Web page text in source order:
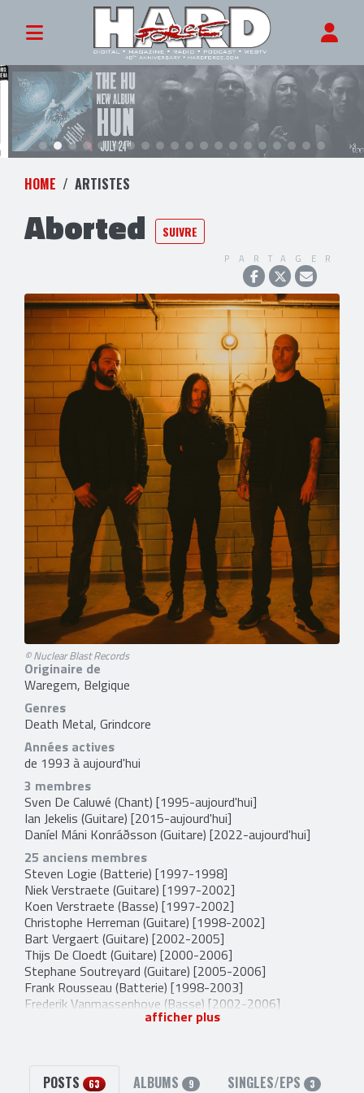
HOME ARTISTES
Aborted SUIVRE
PARTAGER
© Nuclear Blast Records
Originaire de
Waregem, Belgique
Genres
Death Metal, Grindcore
Années actives
de 1993 à aujourd'hui
3 membres
Sven De Caluwé (Chant) [1995-aujourd'hui]
Ian Jekelis (Guitare) [2015-aujourd'hui]
Daníel Máni Konráðsson (Guitare) [2022-aujourd'hui]
25 anciens membres
Steven Logie (Batterie) [1997-1998]
Niek Verstraete (Guitare) [1997-2002]
Koen Verstraete (Basse) [1997-2002]
Christophe Herreman (Guitare) [1998-2002]
Bart Vergaert (Guitare) [2002-2005]
Thijs De Cloedt (Guitare) [2000-2006]
Stephane Soutreyard (Guitare) [2005-2006]
Frank Rousseau (Batterie) [1998-2003]
Frederik Vanmassenhove (Basse) [2002-2006]
(Batterie) [2004-2006]
Sebastien Tuvi(Guitare et Choeurs) [2006-2009]
afficher plus
POSTS 63 ALBUMS 9 SINGLES/EPS 3